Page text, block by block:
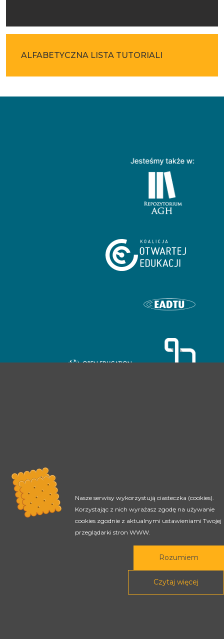
ALFABETYCZNA LISTA TUTORIALI
Nasze serwisy wykorzystują ciasteczka (cookies).
Korzystając z nich wyrażasz zgodę na używanie
cookies zgodnie z aktualnymi ustawieniami Twojej
przeglądarki stron WWW.
Rozumiem
Czytaj więcej
Rada Programowa
Podstawy prawne
POLITYKA PRYWATNOŚCI
DEKLARACJA DOSTĘPNOŚCI